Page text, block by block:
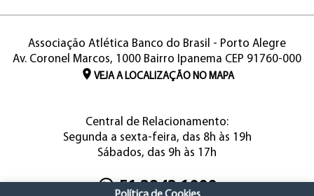
Associação Atlética Banco do Brasil - Porto Alegre
Av. Coronel Marcos, 1000 Bairro Ipanema CEP 91760-000
VEJA A LOCALIZAÇÃO NO MAPA
Central de Relacionamento:
Segunda a sexta-feira, das 8h às 19h
Sábados, das 9h às 17h
51 3243.1000